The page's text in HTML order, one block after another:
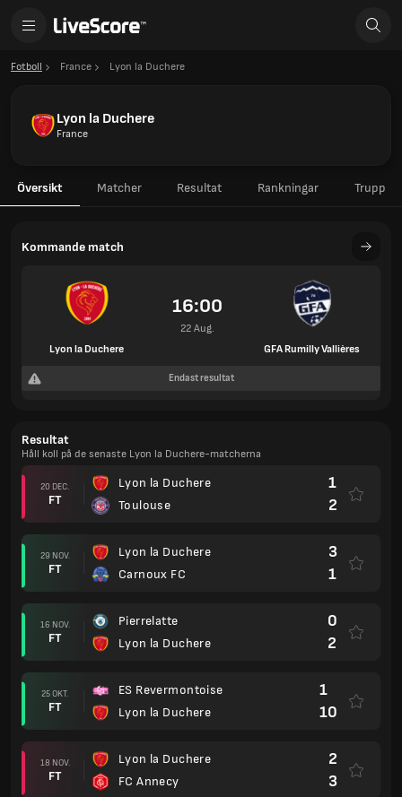
Fotboll France Lyon la Duchere
Lyon la Duchere
France
Översikt Matcher Resultat Rankningar Trupp
Kommande match
Lyon la Duchere
16:00
22 Aug.
GFA Rumilly Vallières
Endast resultat
Resultat
Håll koll på de senaste Lyon la Duchere-matcherna
20 DEC.
FT
Lyon la Duchere
Toulouse
1
2
29 NOV.
FT
Lyon la Duchere
Carnoux FC
3
1
16 NOV.
FT
Pierrelatte
Lyon la Duchere
0
2
25 OKT.
FT
ES Revermontoise
Lyon la Duchere
1
10
18 NOV.
FT
Lyon la Duchere
FC Annecy
2
3